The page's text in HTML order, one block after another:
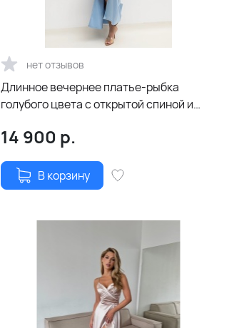
нет отзывов
Длинное вечернее платье-рыбка
голубого цвета с открытой спиной и
14 900 р.
В корзину